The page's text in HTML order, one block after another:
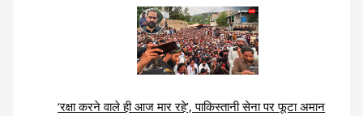
‘रक्षा करने वाले ही आज मार रहे’, पाकिस्तानी सेना पर फूटा अमान